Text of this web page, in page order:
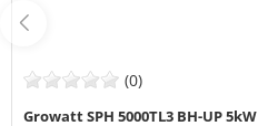
(0)
Growatt SPH 5000TL3 BH-UP 5kW